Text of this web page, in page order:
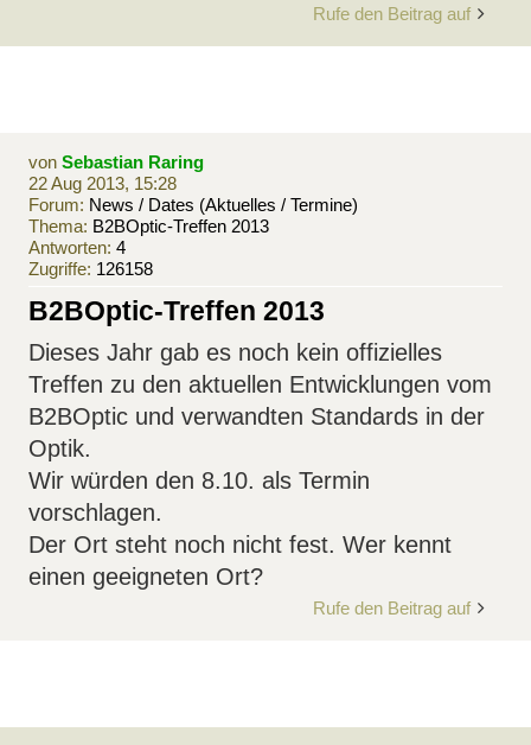
Rufe den Beitrag auf
von Sebastian Raring
22 Aug 2013, 15:28
Forum: News / Dates (Aktuelles / Termine)
Thema: B2BOptic-Treffen 2013
Antworten: 4
Zugriffe: 126158
B2BOptic-Treffen 2013
Dieses Jahr gab es noch kein offizielles
Treffen zu den aktuellen Entwicklungen vom
B2BOptic und verwandten Standards in der
Optik.
Wir würden den 8.10. als Termin
vorschlagen.
Der Ort steht noch nicht fest. Wer kennt
einen geeigneten Ort?
Rufe den Beitrag auf